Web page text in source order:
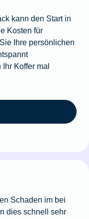
kann den Start in
Kosten für
Ihre persönlichen
Koffer mal
Schaden im bei
dies schnell sehr